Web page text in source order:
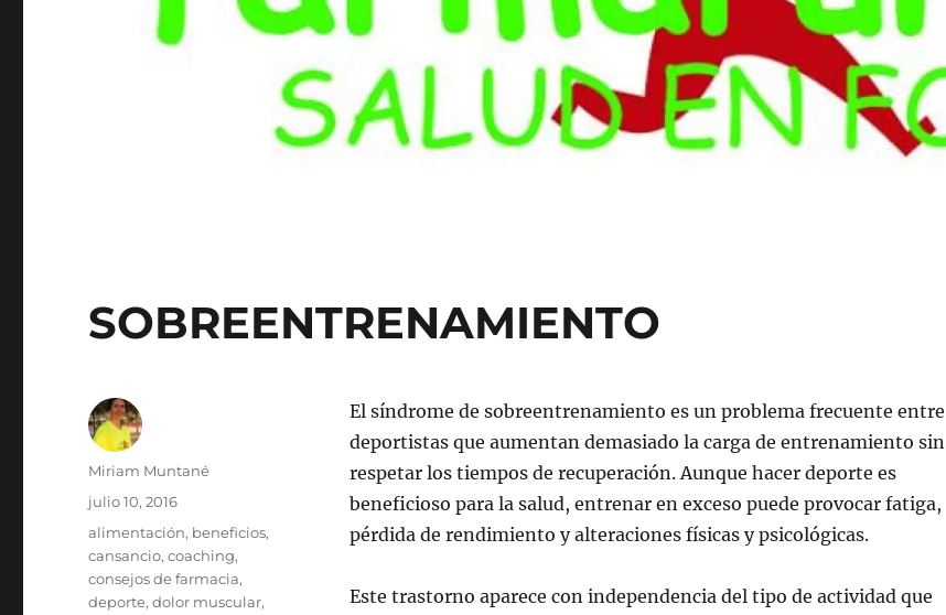
SOBREENTRENAMIENTO
El síndrome de sobreentrenamiento es un problema frecuente entre
deportistas que aumentan demasiado la carga de entrenamiento sin
respetar los tiempos de recuperación. Aunque hacer deporte es
beneficioso para la salud, entrenar en exceso puede provocar fatiga,
pérdida de rendimiento y alteraciones físicas y psicológicas.
Este trastorno aparece con independencia del tipo de actividad que
Autor
Miriam Muntané
Publicado
el
julio 10, 2016
Categorías
alimentación, beneficios,
cansancio,coaching,
consejos de farmacia,
deporte,dolor muscular,